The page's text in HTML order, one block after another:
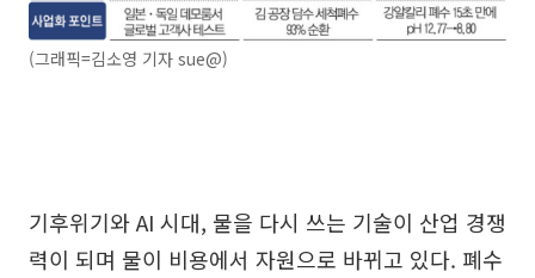
(그래픽=김소영 기자 sue@)
기후위기와 AI 시대, 물을 다시 쓰는 기술이 산업 경쟁
력이 되며 물이 비용에서 자원으로 바뀌고 있다. 폐수